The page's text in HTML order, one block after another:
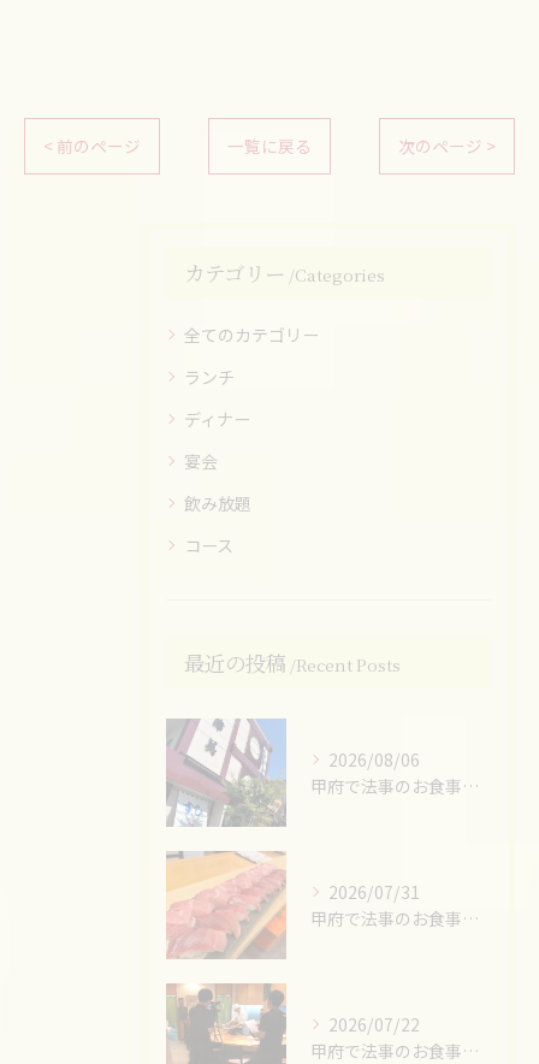
< 前のページ 一覧に戻る 次のページ >
カテゴリー Categories
全てのカテゴリー
ランチ
ディナー
宴会
飲み放題
コース
最近の投稿 Recent Posts
2026/08/06
甲府で法事のお食事ならお任せください！
2026/07/31
甲府で法事のお食事ならお任せください！
2026/07/22
甲府で法事のお食事ならお任せください！